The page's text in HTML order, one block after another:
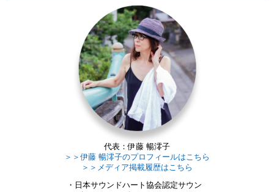
代表：伊藤 暢澪子
＞＞伊藤 暢澪子のプロフィールはこちら
＞＞メディア掲載履歴はこちら
・日本サウンドハート協会認定サウン